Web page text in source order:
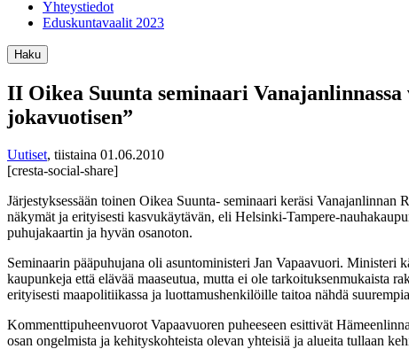
Yhteystiedot
Eduskuntavaalit 2023
Haku
II Oikea Suunta seminaari
jokavuotisen”
Uutiset, tiistaina 01.06.2010
[cresta-social-share]
Järjestyksessään toinen Oikea Suunta- seminaari keräsi
näkymät ja erityisesti kasvukäytävän, eli Helsinki-Tampere-
puhujakaartin ja hyvän osanoton.
Seminaarin pääpuhujana oli asuntoministeri Jan Vapaavuori. Ministeri
kaupunkeja että elävää maaseutua, mutta ei ole tarkoituksenmukaista
erityisesti maapolitiikassa ja luottamushenkilöille taitoa nähdä
Kommenttipuheenvuorot Vapaavuoren puheeseen esittivät
osan ongelmista ja kehityskohteista olevan yhteisiä ja alueita tullaan